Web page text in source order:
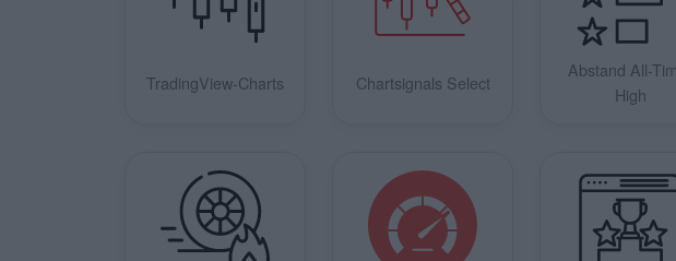
TradingView-Charts Chartsignals Select
Abstand All-
High